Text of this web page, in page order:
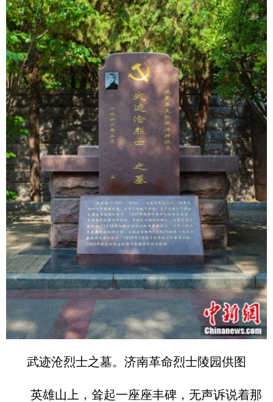
武迹沧烈士之墓。济南革命烈士陵园供图
英雄山上，耸起一座座丰碑，无声诉说着那